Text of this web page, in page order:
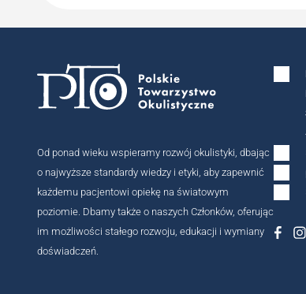
Od ponad wieku wspieramy rozwój okulistyki, dbając
o najwyższe standardy wiedzy i etyki, aby zapewnić
każdemu pacjentowi opiekę na światowym
poziomie. Dbamy także o naszych Członków, oferując
im możliwości stałego rozwoju, edukacji i wymiany
doświadczeń.